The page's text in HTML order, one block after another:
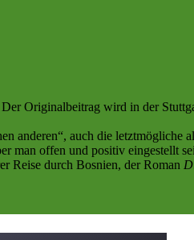
Originalbeitrag wird in der
anderen“, auch die letztmögliche
man offen und positiv eingestellt
Reise durch Bosnien, der Roman